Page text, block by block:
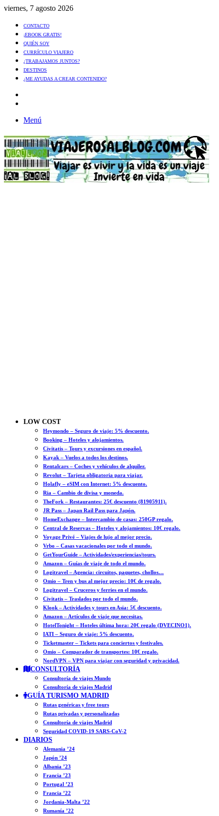
viernes, 7 agosto 2026
CONTACTO
¡EBOOK GRATIS!
QUIÉN SOY
CURRÍCULO VIAJERO
¿TRABAJAMOS JUNTOS?
DESTINOS
¿ME AYUDAS A CREAR CONTENIDO?
Menú
LOW COST
Heymondo – Seguro de viaje: 5% descuento.
Booking – Hoteles y alojamientos.
Civitatis – Tours y excursiones en español.
Kayak – Vuelos a todos los destinos.
Rentalcars – Coches y vehículos de alquiler.
Revolut – Tarjeta obligatoria para viajar.
Holafly – eSIM con Internet: 5% descuento.
Ria – Cambio de divisa y moneda.
TheFork – Restaurantes: 25€ descuento (81905911).
JR Pass – Japan Rail Pass para Japón.
HomeExchange – Intercambio de casas: 250GP regalo.
Central de Reservas – Hoteles y alojamientos: 10€ regalo.
Voyage Privé – Viajes de lujo al mejor precio.
Vrbo – Casas vacacionales por todo el mundo.
GetYourGuide – Actividades/experiencias/tours.
Amazon – Guías de viaje de todo el mundo.
Logitravel – Agencia: circuitos, paquetes, chollos…
Omio – Tren y bus al mejor precio: 10€ de regalo.
Logitravel – Cruceros y ferries en el mundo.
Civitatis – Traslados por todo el mundo.
Klook – Actividades y tours en Asia: 5€ descuento.
Amazon – Artículos de viaje que necesitas.
HotelTonight – Hoteles última hora: 20€ regalo (DVECINO1).
IATI – Seguro de viaje: 5% descuento.
Ticketmaster – Tickets para conciertos y festivales.
Omio – Comparador de transportes: 10€ regalo.
NordVPN – VPN para viajar con seguridad y privacidad.
CONSULTORÍA
Consultoría de viajes Mundo
Consultoría de viajes Madrid
GUÍA TURISMO MADRID
Rutas genéricas y free tours
Rutas privadas y personalizadas
Consultoría de viajes Madrid
Seguridad COVID-19 SARS-CoV-2
DIARIOS
Alemania ’24
Japón ’24
Albania ’23
Francia ’23
Portugal ’23
Francia ’22
Jordania-Malta ’22
Rumanía ’22